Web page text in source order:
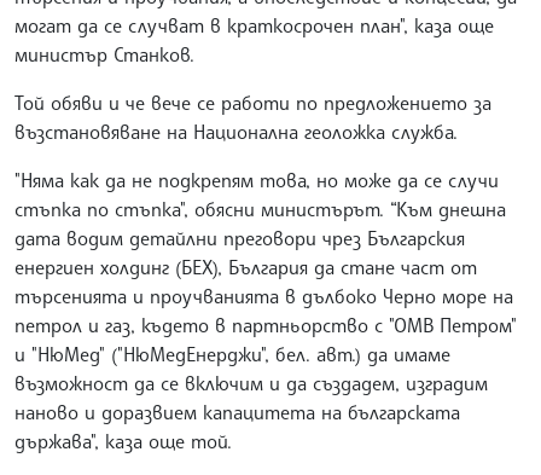
могат да се случват в краткосрочен план", каза още
министър Станков.
Той обяви и че вече се работи по предложението за
възстановяване на Национална геоложка служба.
"Няма как да не подкрепям това, но може да се случи
стъпка по стъпка", обясни министърът. “Към днешна
дата водим детайлни преговори чрез Българския
енергиен холдинг (БЕХ), България да стане част от
търсенията и проучванията в дълбоко Черно море на
петрол и газ, където в партньорство с "ОМВ Петром"
и "НюМед" ("НюМедЕнерджи", бел. авт.) да имаме
възможност да се включим и да създадем, изградим
наново и доразвием капацитета на българската
държава", каза още той.